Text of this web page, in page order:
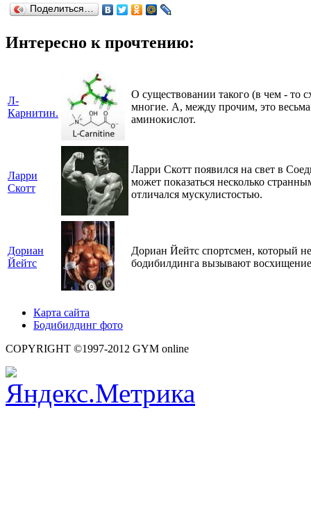
Поделиться…
Интересно к прочтению:
Л-
Карнитин.
О существовании такого (в чем - то
многие. А, между прочим, это весьма
аминокислот.
Ларри
Скотт
Ларри Скотт появился на свет в
может показаться несколько
отличался мускулистостью.
Дориан
Йейтс
Дориан Йейтс спортсмен, который
бодибилдинга вызывают
Карта сайта
Бодибилдинг фото
COPYRIGHT ©1997-2012 GYM online